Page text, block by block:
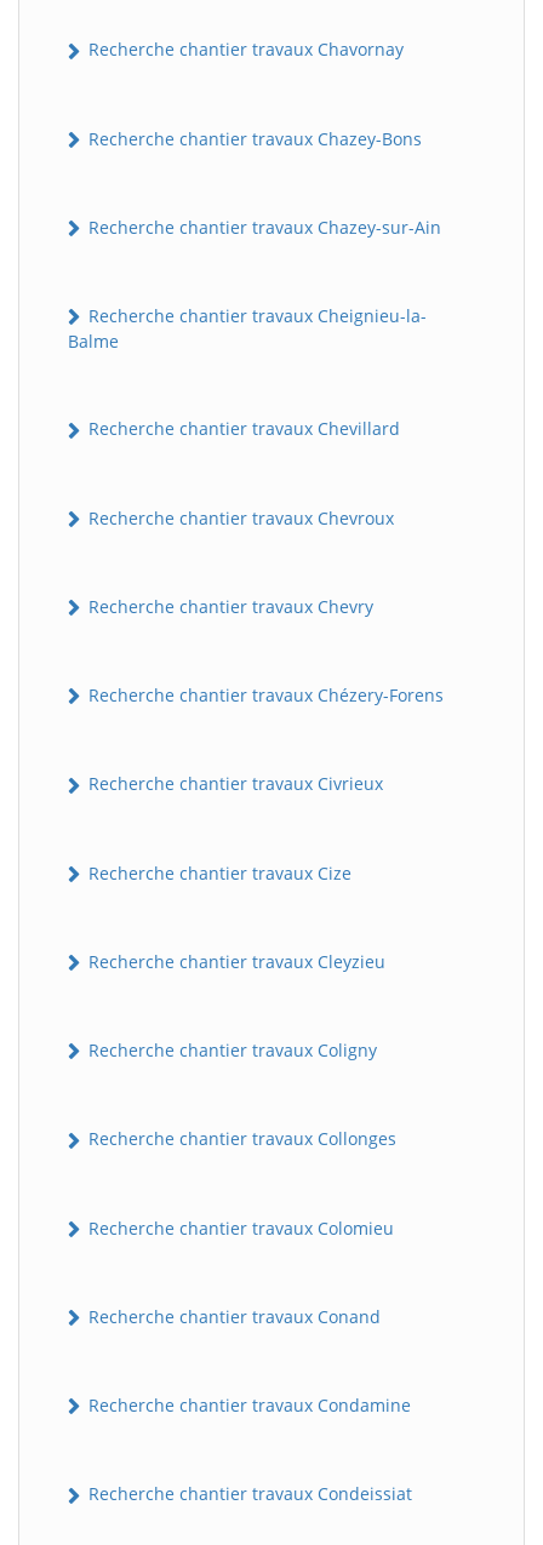
Recherche chantier travaux Chavornay
Recherche chantier travaux Chazey-Bons
Recherche chantier travaux Chazey-sur-Ain
Recherche chantier travaux Cheignieu-la-
Balme
Recherche chantier travaux Chevillard
Recherche chantier travaux Chevroux
Recherche chantier travaux Chevry
Recherche chantier travaux Chézery-Forens
Recherche chantier travaux Civrieux
Recherche chantier travaux Cize
Recherche chantier travaux Cleyzieu
Recherche chantier travaux Coligny
Recherche chantier travaux Collonges
Recherche chantier travaux Colomieu
Recherche chantier travaux Conand
Recherche chantier travaux Condamine
Recherche chantier travaux Condeissiat
Assistant en ligne